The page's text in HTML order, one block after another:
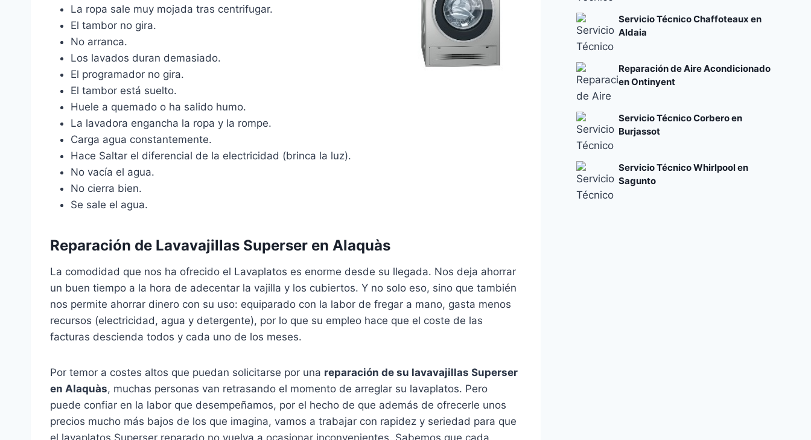
La ropa sale muy mojada tras centrifugar.
El tambor no gira.
No arranca.
Los lavados duran demasiado.
El programador no gira.
El tambor está suelto.
Huele a quemado o ha salido humo.
La lavadora engancha la ropa y la rompe.
Carga agua constantemente.
Hace Saltar el diferencial de la electricidad (brinca la luz).
No vacía el agua.
No cierra bien.
Se sale el agua.
Reparación de Lavavajillas Superser en Alaquàs
La comodidad que nos ha ofrecido el Lavaplatos es enorme desde su llegada. Nos deja ahorrar
un buen tiempo a la hora de adecentar la vajilla y los cubiertos. Y no solo eso, sino que también
nos permite ahorrar dinero con su uso: equiparado con la labor de fregar a mano, gasta menos
recursos (electricidad, agua y detergente), por lo que su empleo hace que el coste de las
facturas descienda todos y cada uno de los meses.
Por temor a costes altos que puedan solicitarse por una reparación de su lavavajillas Superser
en Alaquàs, muchas personas van retrasando el momento de arreglar su lavaplatos. Pero
puede confiar en la labor que desempeñamos, por el hecho de que además de ofrecerle unos
precios mucho más bajos de los que imagina, vamos a trabajar con rapidez y seriedad para que
Servicio Técnico Chaffoteaux en
Aldaia
Reparación de Aire Acondicionado
en Ontinyent
Servicio Técnico Corbero en
Burjassot
Servicio Técnico Whirlpool en
Sagunto